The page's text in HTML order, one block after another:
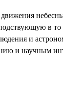
в
и
и научным